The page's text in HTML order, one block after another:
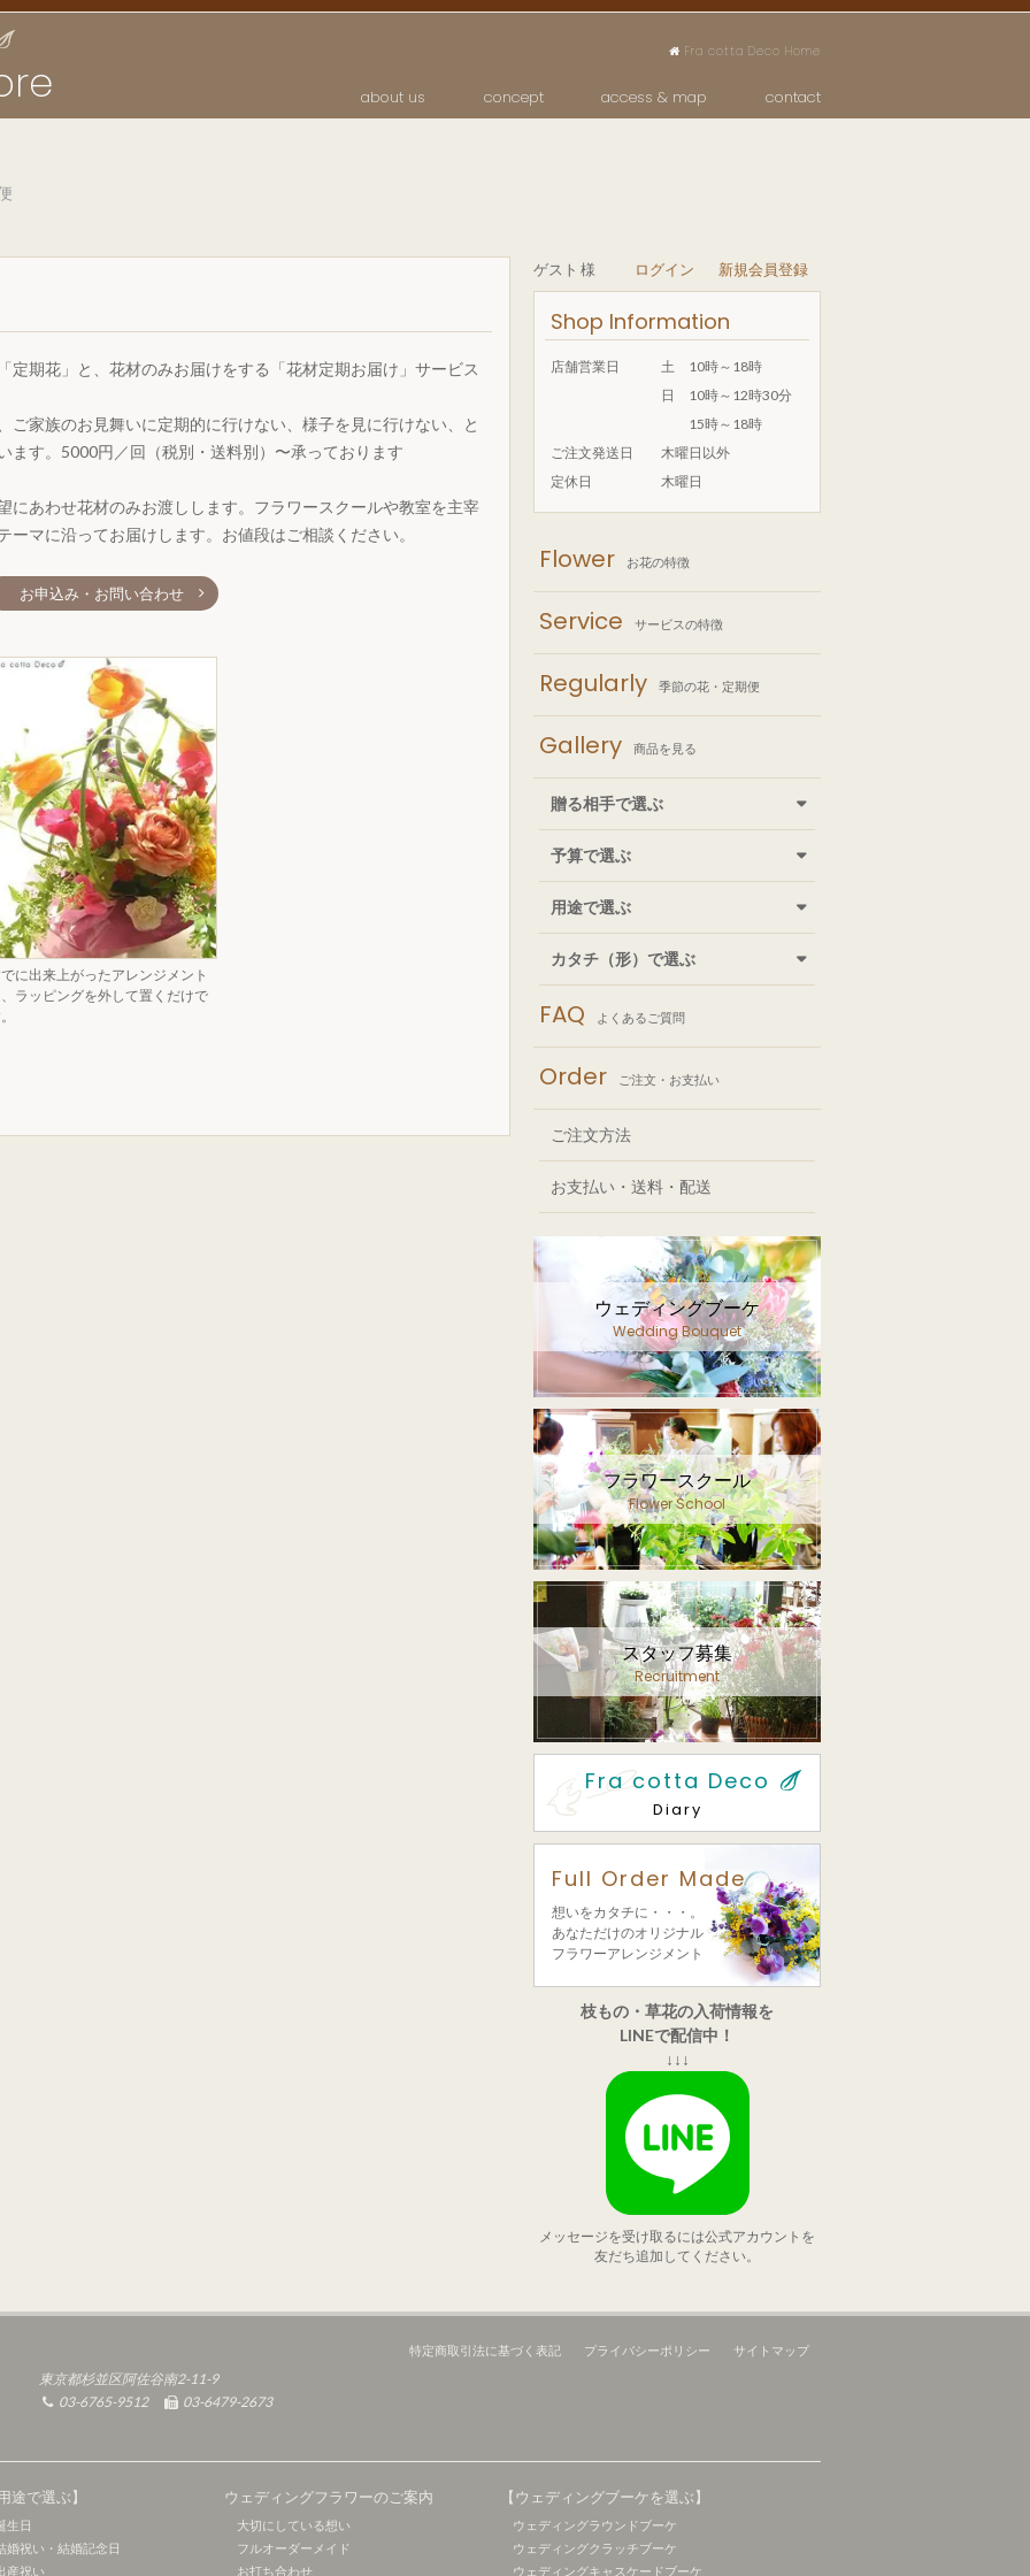
Fra cotta Deco Home
about us concept access & map contact
定期花」と、花材のみお届けをする「花材定期お届け」サービス
ご家族のお見舞いに定期的に行けない、様子を見に行けない、と
ます。5000円／回（税別・送料別）〜承っております
にあわせ花材のみお渡しします。フラワースクールや教室を主宰
マに沿ってお届けします。お値段はご相談ください。
お申込み・お問い合わせ
に出来上がったアレンジメント
ラッピングを外して置くだけで
ゲスト 様 ログイン 新規会員登録
Shop Information
店舗営業日
土 10時～18時
日 10時～12時30分
15時～18時
ご注文発送日
木曜日以外
定休日
木曜日
Flower お花の特徴
Service サービスの特徴
Regularly 季節の花・定期便
Gallery 商品を見る
贈る相手で選ぶ
予算で選ぶ
用途で選ぶ
カタチ（形）で選ぶ
FAQ よくあるご質問
Order ご注文・お支払い
ご注文方法
お支払い・送料・配送
ウェディングブーケ
Wedding Bouquet
フラワースクール
Flower School
スタッフ募集
Recruitment
Fra cotta Deco
Diary
Full Order Made
想いをカタチに・・・。
あなただけのオリジナル
フラワーアレンジメント
枝もの・草花の入荷情報を
LINEで配信中！
↓↓↓
メッセージを受け取るには公式アカウントを
友だち追加してください。
東京都杉並区阿佐谷南2-11-9
03-6765-9512
03-6479-2673
サイトマップ
プライバシーポリシー
特定商取引法に基づく表記
用途で選ぶ】
生日
婚祝い・結婚記念日
産祝い
ウェディングフラワーのご案内
大切にしている想い
フルオーダーメイド
お打ち合わせ
【ウェディングブーケを選ぶ】
ウェディングラウンドブーケ
ウェディングクラッチブーケ
ウェディングキャスケードブーケ